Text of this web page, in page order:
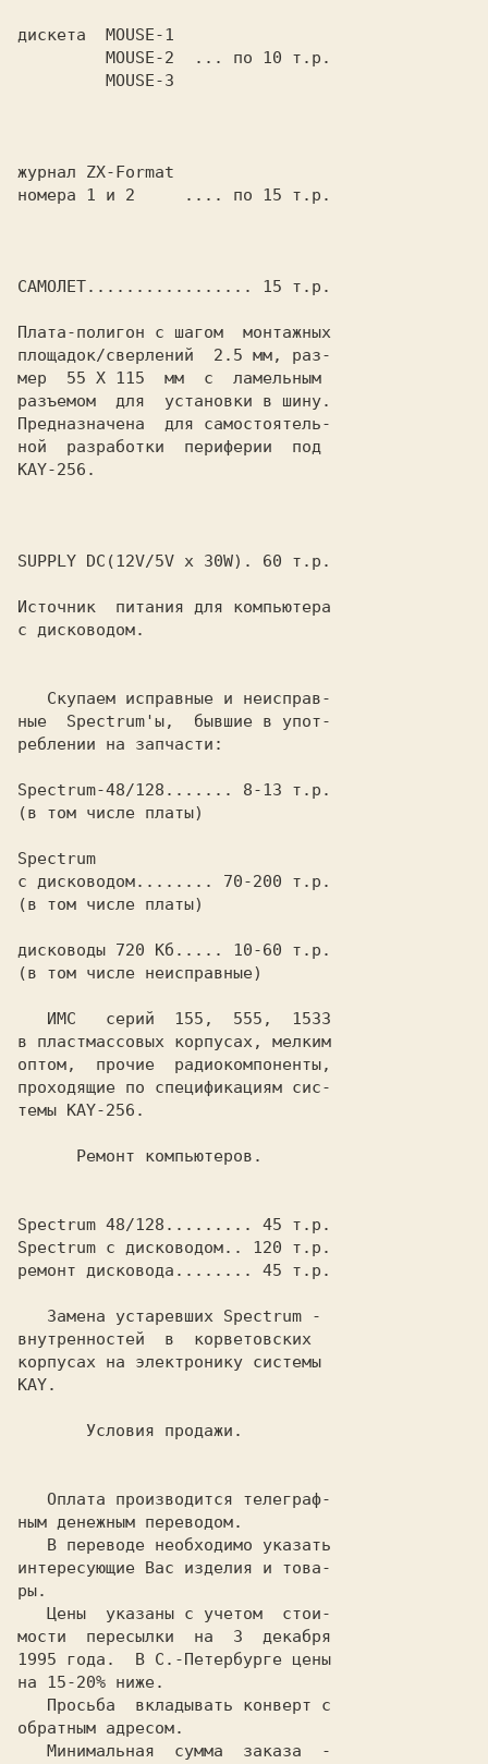
дискета  MOUSE-1
журнал ZX-Format
номера 1 и 2     .... по 15 т.р.
САМОЛЕТ................. 15 т.р.
Плата-полигон с шагом  монтажных
площадок/сверлений  2.5 мм, раз-
мер  55 Х 115  мм  с  ламельным
разъемом  для  установки в шину.
Предназначена  для самостоятель-
ной  разработки  периферии  под
KAY-256.
SUPPLY DC(12V/5V x 30W). 60 т.р.
Источник  питания для компьютера
с дисководом.
ные  Spectrum'ы,  бывшие в упот-
реблении на запчасти:
Spectrum-48/128....... 8-13 т.р.
(в том числе платы)
Spectrum
с дисководом........ 70-200 т.р.
(в том числе платы)
дисководы 720 Кб..... 10-60 т.р.
(в том числе неисправные)
в пластмассовых корпусах, мелким
оптом,  прочие  радиокомпоненты,
проходящие по спецификациям сис-
темы KAY-256.
Spectrum 48/128......... 45 т.р.
Spectrum с дисководом.. 120 т.р.
ремонт дисковода........ 45 т.р.
внутренностей  в  корветовских
корпусах на электронику системы
KAY.
ным денежным переводом.
интересующие Вас изделия и това-
ры.
мости  пересылки  на  3  декабря
1995 года.  В С.-Петербурге цены
на 15-20% ниже.
обратным адресом.